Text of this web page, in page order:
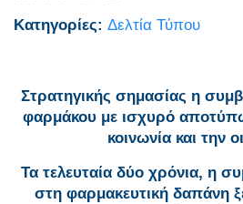
Κατηγορίες: Δελτία Τύπου
Στρατηγικής σημασίας η
φαρμάκου με ισχυρό
κοινωνία και την
Τα τελευταία δύο χρόνια, η
στη φαρμακευτική δαπάνη